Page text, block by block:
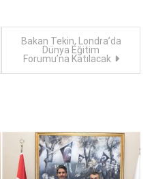
Bakan Tekin, Londra’da
Dünya Eğitim
Forumu’na Katılacak